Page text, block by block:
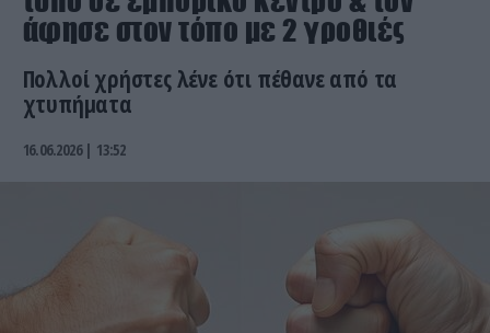
άφησε στον τόπο με 2 γροθιές
Πολλοί χρήστες λένε ότι πέθανε από τα
χτυπήματα
16.06.2026 | 13:52